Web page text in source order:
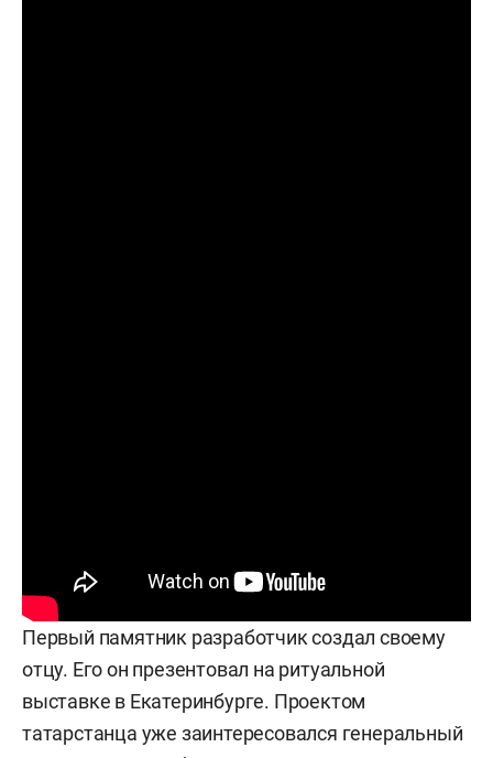
Первый памятник разработчик создал своему
отцу. Его он презентовал на ритуальной
выставке в Екатеринбурге. Проектом
татарстанца уже заинтересовался генеральный